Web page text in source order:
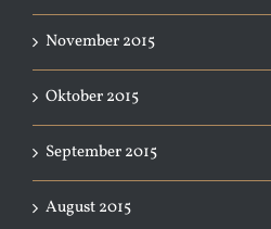
November 2015
Oktober 2015
September 2015
August 2015